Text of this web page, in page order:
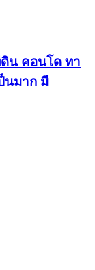
น คอนโด ทา
นมาก มี